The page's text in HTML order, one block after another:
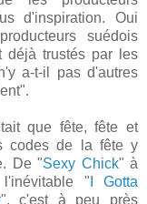
d'inspiration. Oui
suédois
déjà trustés par les
a-t-il pas d'autres
que fête, fête et
codes de la fête y
De "Sexy Chick" à
" I Gotta
", c'est à peu près